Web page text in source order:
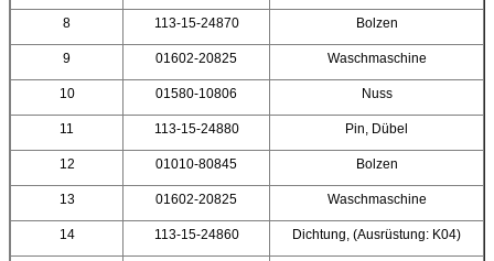
8 113-15-24870 Bolzen
9 01602-20825 Waschmaschine
10 01580-10806 Nuss
11 113-15-24880 Pin, Dübel
12 01010-80845 Bolzen
13 01602-20825 Waschmaschine
14 113-15-24860 Dichtung, (Ausrüstung: K04)